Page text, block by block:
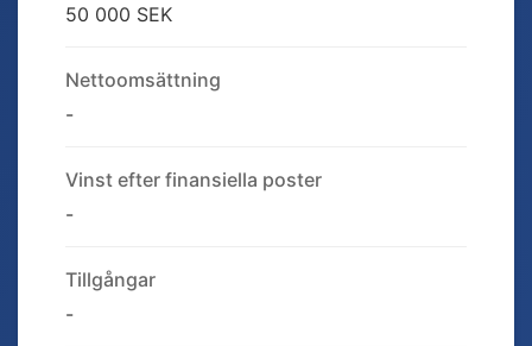
50 000 SEK
Nettoomsättning
-
Vinst efter finansiella poster
-
Tillgångar
-